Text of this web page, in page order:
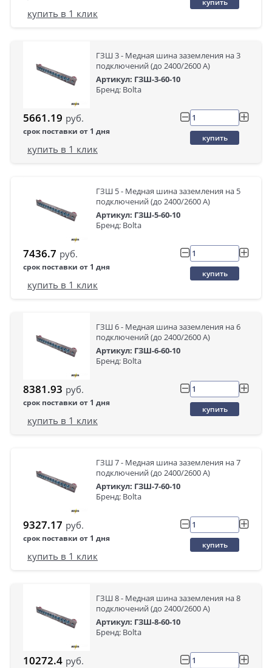
купить
купить в 1 клик
ГЗШ 3 - Медная шина заземления на 3
подключений (до 2400/2600 А)
Артикул: ГЗШ-3-60-10
Бренд: Bolta
5661.19 руб.
срок поставки от 1 дня
купить
купить в 1 клик
ГЗШ 5 - Медная шина заземления на 5
подключений (до 2400/2600 А)
Артикул: ГЗШ-5-60-10
Бренд: Bolta
7436.7 руб.
срок поставки от 1 дня
купить
купить в 1 клик
ГЗШ 6 - Медная шина заземления на 6
подключений (до 2400/2600 А)
Артикул: ГЗШ-6-60-10
Бренд: Bolta
8381.93 руб.
срок поставки от 1 дня
купить
купить в 1 клик
ГЗШ 7 - Медная шина заземления на 7
подключений (до 2400/2600 А)
Артикул: ГЗШ-7-60-10
Бренд: Bolta
9327.17 руб.
срок поставки от 1 дня
купить
купить в 1 клик
ГЗШ 8 - Медная шина заземления на 8
подключений (до 2400/2600 А)
Артикул: ГЗШ-8-60-10
Бренд: Bolta
10272.4 руб.